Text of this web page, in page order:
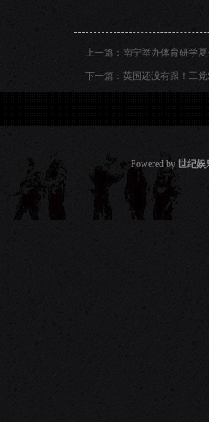
上一篇： 南宁举办体育研学
下一篇： 英国还没有跟！工
Powered by 世纪娱